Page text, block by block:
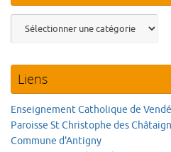
Liens
Enseignement Catholique de
Paroisse St Christophe des
Commune d'Antigny